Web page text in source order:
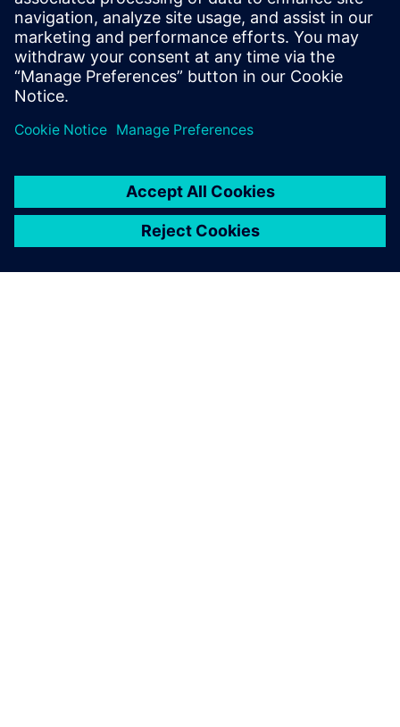
소프트웨어가 기계를 주도하는 경향이 강화되고 있습니다.
바로 그런 이유에서 기계의 가상 트윈에서 실행되는 코드를
시뮬레이션하면 시간과 리소스를 상당히 절약할 수 있습니
다. 기계 시뮬레이션을 사용하면 전체 모듈식 제품 개발 전
략이 있는 관리 환경에서 PLC 소프트웨어의 검증이 이뤄집
니다.